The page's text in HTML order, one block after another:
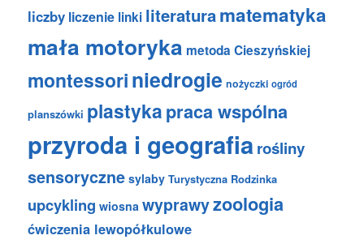
liczby liczenie linki literaturamatematyka
mała motoryka metoda Cieszyńskiej
montessoriniedrogie nożyczki ogród
planszówki plastykapraca wspólna
przyroda i geografiarośliny
sensoryczne sylaby Turystyczna Rodzinka
upcykling wiosna wyprawyzoologia
ćwiczenia lewopółkulowe